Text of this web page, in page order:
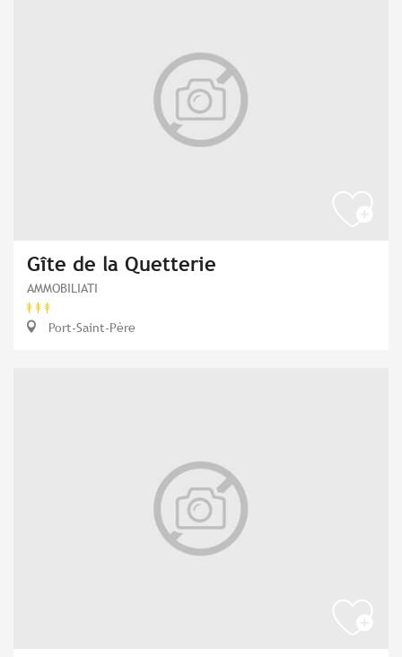
Gîte de la Quetterie
AMMOBILIATI
Port-Saint-Père